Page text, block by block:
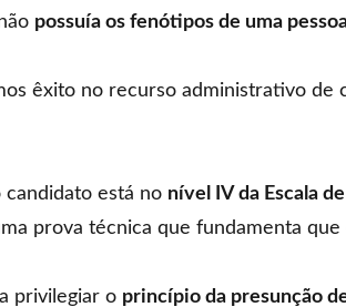
possuía os fenótipos de uma
êxito no recurso administrativo de
está no nível IV da Escala
prova técnica que fundamenta que
privilegiar o princípio da presunção